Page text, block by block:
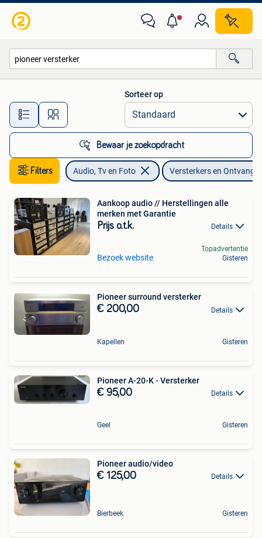
Alle afstanden…
Sorteer op
Bewaar je zoekopdracht
Filters Audio, Tv en Foto Versterkers en
Aankoop audio // Herstellingen alle
merken met Garantie
Prijs o.t.k. Details
Bezoek website
Topadvertentie
Gisteren
Pioneer surround versterker
€ 200,00 Details
Kapellen Gisteren
Pioneer A-20-K - Versterker
€ 95,00 Details
Geel Gisteren
Pioneer audio/video
€ 125,00 Details
Bierbeek Gisteren